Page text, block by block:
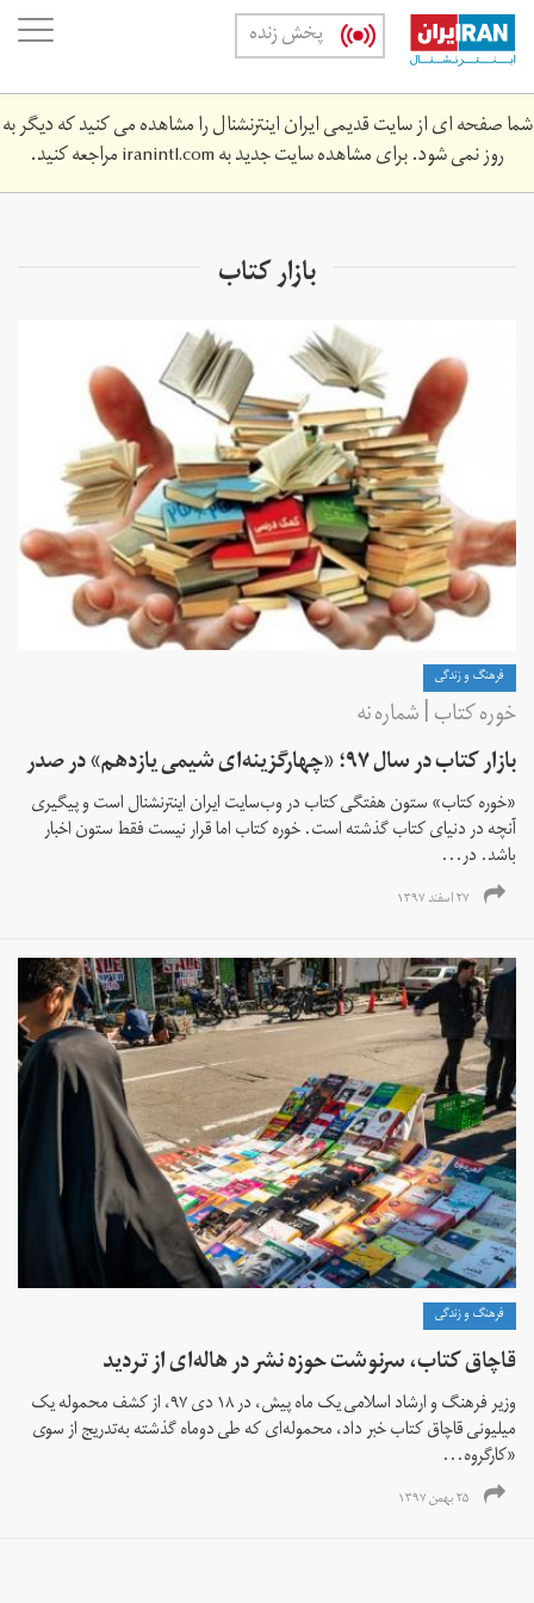
Skip
main
content
پخش زنده
شما صفحه ای از سایت قدیمی ایران اینترنشنال را مشاهده می کنید که دیگر به
روز نمی شود. برای مشاهده سایت جدید بهiranintl.comمراجعه کنید.
بازار کتاب
فرهنگ و زندگی
خوره کتاب | شماره‌ نه
بازار کتاب در سال ۹۷؛ «چهارگزینه‌ای شیمی یازدهم» در صدر
«خوره کتاب» ستون هفتگی کتاب در وب‌سایت ایران اینترنشنال است و پیگیری‌
آنچه در دنیای کتاب گذشته است. خوره‌ کتاب اما قرار نیست فقط ستون اخبار
باشد. در...
۲۷ اسفند ۱۳۹۷
فرهنگ و زندگی
قاچاق کتاب، سرنوشت حوزه نشر در هاله‌ای از تردید
وزیر فرهنگ و ارشاد اسلامی یک ماه پیش، در ۱۸ دی ۹۷، از کشف محموله یک
میلیونی قاچاق کتاب خبر داد، محموله‌ای که طی دوماه گذشته به‌تدریج از سوی
«کارگروه...
۲۵ بهمن ۱۳۹۷